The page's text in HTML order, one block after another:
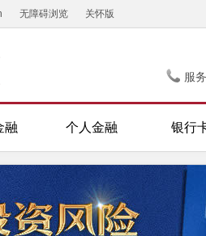
无障碍浏览 关怀版
服
融 个人金融 银行